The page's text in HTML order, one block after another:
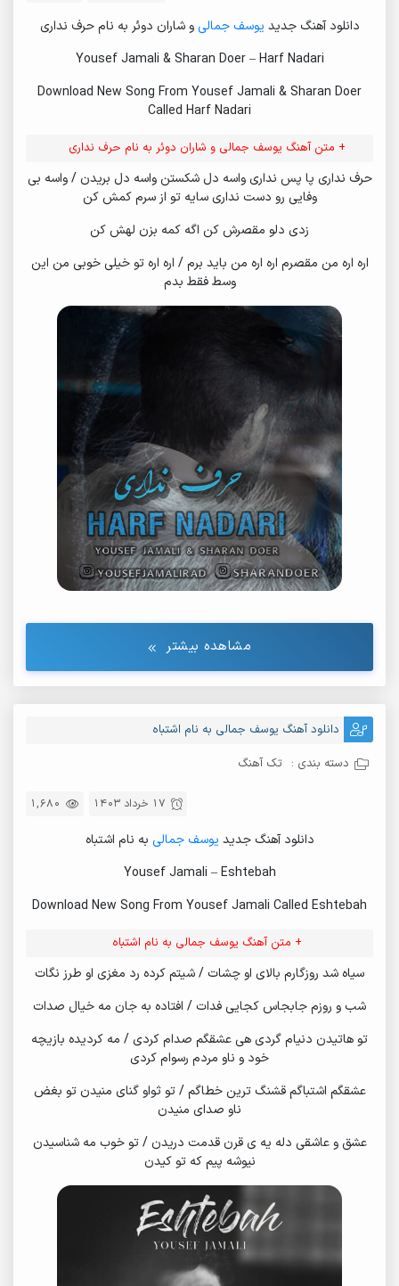
دانلود آهنگ جدید یوسف جمالی و شاران دوئر به نام حرف نداری
Yousef Jamali & Sharan Doer – Harf Nadari
Download New Song From Yousef Jamali & Sharan Doer
Called Harf Nadari
+ متن آهنگ یوسف جمالی و شاران دوئر به نام حرف نداری
حرف نداری پا پس نداری واسه دل شکستن واسه دل بریدن / واسه بی
وفایی رو دست نداری سایه تو از سرم کمش کن
زدی دلو مقصرش کن اگه کمه بزن لهش کن
اره اره من مقصرم اره اره من باید برم / اره اره تو خیلی خوبی من این
وسط فقط بدم
مشاهده بیشتر
دانلود آهنگ یوسف جمالی به نام اشتباه
دسته بندی : تک آهنگ
1,680 17 خرداد 1403
دانلود آهنگ جدید یوسف جمالی به نام اشتباه
Yousef Jamali – Eshtebah
Download New Song From Yousef Jamali Called Eshtebah
+ متن آهنگ یوسف جمالی به نام اشتباه
سیاه شد روزگارم بالای او چشات / شیتم کرده رد مغزی او طرز نگات
شب و روزم جابجاس کجایی فدات / افتاده به جان مه خیال صدات
تو هاتیدن دنیام گردی هی عشقگم صدام کردی / مه کردیده بازیچه
خود و ناو مردم رسوام کردی
عشقگم اشتباگم قشنگ ترین خطاگم / تو ثواو گنای منیدن تو بغض
ناو صدای منیدن
عشق و عاشقی دله یه ی قرن قدمت دریدن / تو خوب مه شناسیدن
نیوشه پیم که تو کیدن